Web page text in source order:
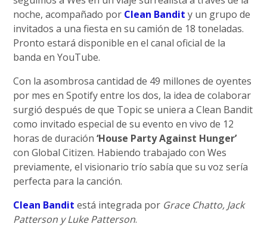
noche, acompañado por Clean Bandit y un grupo de
invitados a una fiesta en su camión de 18 toneladas.
Pronto estará disponible en el canal oficial de la
banda en YouTube.
Con la asombrosa cantidad de 49 millones de oyentes
por mes en Spotify entre los dos, la idea de colaborar
surgió después de que Topic se uniera a Clean Bandit
como invitado especial de su evento en vivo de 12
horas de duración‘House Party Against Hunger’
con Global Citizen. Habiendo trabajado con Wes
previamente, el visionario trío sabía que su voz sería
perfecta para la canción.
Clean Bandit está integrada por Grace Chatto, Jack
Patterson y Luke Patterson.